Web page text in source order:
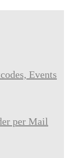
Events
per Mail